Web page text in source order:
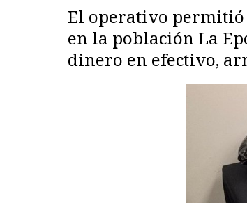
El operativo permitió
en la población La
dinero en efectivo,